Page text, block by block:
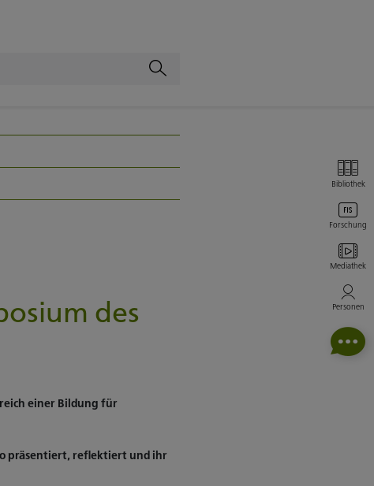
des
einer Bildung für
präsentiert, reflektiert und ihr
Bibliothek
Forschung
Mediathek
Personen